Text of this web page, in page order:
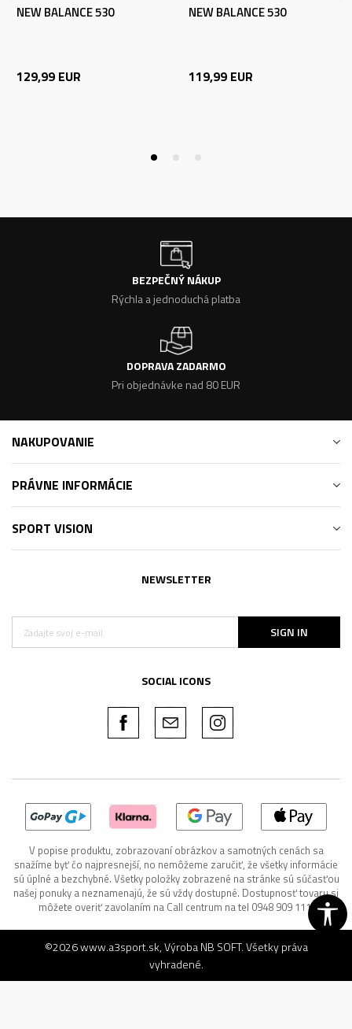
NEW BALANCE 530
129,99 EUR
NEW BALANCE 530
119,99 EUR
BEZPEČNÝ NÁKUP
Rýchla a jednoduchá platba
DOPRAVA ZADARMO
Pri objednávke nad 80 EUR
NAKUPOVANIE
PRÁVNE INFORMÁCIE
SPORT VISION
NEWSLETTER
SIGN IN
SOCIAL ICONS
V popise produktu, zobrazovaní obrázkov a samotných cenách sa
snažíme byť čo najpresnejší, no nemôžeme zaručiť, že všetky informácie
sú úplné a bezchybné. Všetky položky zobrazené na stránke sú súčasťou
našej ponuky a neznamenajú, že sú vždy dostupné. Dostupnosť tovaru si
môžete overiť zavolaním na Call centrum na tel 0948 909 111.
©2026www.a3sport.sk, VýrobaNB SOFT. Všetky práva
vyhradené.